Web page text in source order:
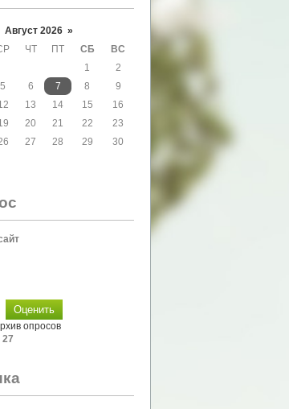
Август 2026 »
ЧТ ПТ СБ
ВС
1
2
5 6 7 8
9
13 14 15
16
20 21 22
23
27 28 29
30
опросов
27